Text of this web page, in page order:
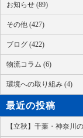
お知らせ (89)
その他 (427)
ブログ (422)
物流コラム (6)
環境への取り組み (4)
最近の投稿
【立秋】千葉・神奈川